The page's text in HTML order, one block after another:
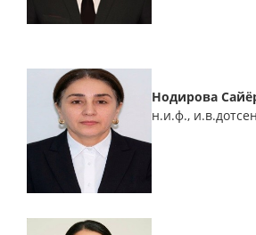
Нодирова
н.и.ф.,